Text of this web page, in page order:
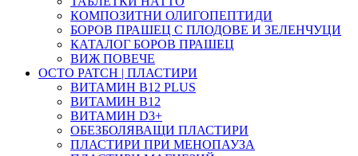
КОМПОЗИТНИ ОЛИГОПЕПТИДИ
БОРОВ ПРАШЕЦ С ПЛОДОВЕ И ЗЕЛЕНЧУЦИ
КАТАЛОГ БОРОВ ПРАШЕЦ
ВИЖ ПОВЕЧЕ
OCTO PATCH | ПЛАСТИРИ
ВИТАМИН B12 PLUS
ВИТАМИН B12
ВИТАМИН D3+
ОБЕЗБОЛЯВАЩИ ПЛАСТИРИ
ПЛАСТИРИ ПРИ МЕНОПАУЗА